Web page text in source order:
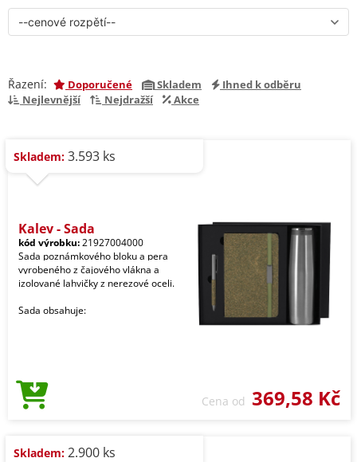
Řazení: Doporučené Skladem
Ihned k odběru
Nejlevnější
Nejdražší Akce
Skladem: 3.593 ks
Kaley - Sada
kód výrobku:21927004000
Sada poznámkového bloku a pera
vyrobeného z čajového vlákna a
izolované lahvičky z nerezové oceli.
Sada obsahuje:
Cena od 369,58 Kč
Skladem: 2.900 ks